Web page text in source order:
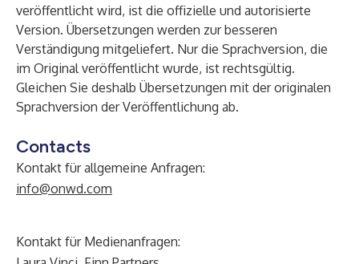
veröffentlicht wird, ist die offizielle und autorisierte
Version. Übersetzungen werden zur besseren
Verständigung mitgeliefert. Nur die Sprachversion, die
im Original veröffentlicht wurde, ist rechtsgültig.
Gleichen Sie deshalb Übersetzungen mit der originalen
Sprachversion der Veröffentlichung ab.
Contacts
Kontakt für allgemeine Anfragen:
info@onwd.com
Kontakt für Medienanfragen: